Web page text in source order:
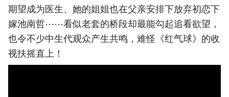
期望成为医生、她的姐姐也在父亲安排下放弃初恋下
嫁池南哲⋯⋯看似老套的桥段却最能勾起追看欲望，
也令不少中生代观众产生共鸣，难怪《红气球》的收
视扶摇直上！